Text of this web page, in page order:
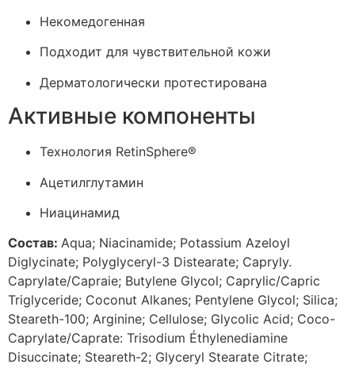
Некомедогенная
Подходит для чувствительной кожи
Дерматологически протестирована
Активные компоненты
Технология RetinSphere®
Ацетилглутамин
Ниацинамид
Состав: Aqua; Niacinamide; Potassium Azeloyl
Diglycinate; Polyglyceryl-3 Distearate; Capryly.
Caprylate/Capraie; Butylene Glycol; Caprylic/Capric
Triglyceride; Coconut Alkanes; Pentylene Glycol; Silica;
Steareth-100; Arginine; Cellulose; Glycolic Acid; Coco-
Caprylate/Caprate: Trisodium Éthylenediamine
Disuccinate; Steareth-2; Glyceryl Stearate Citrate;